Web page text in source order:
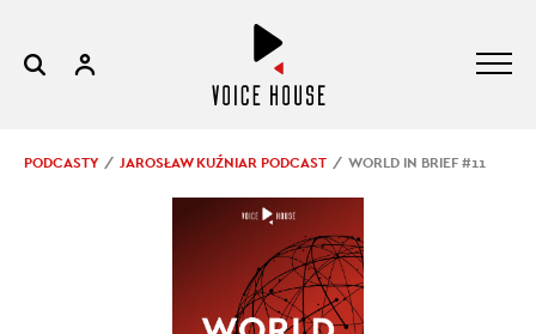
PODCASTY JAROSŁAW KUŹNIAR PODCAST WORLD IN BRIEF #11